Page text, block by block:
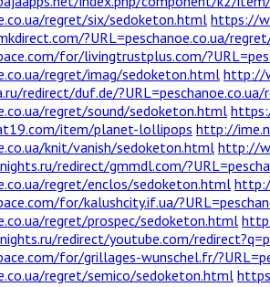
regret/six/sedoketon.html https://
?URL=peschanoe.co.ua/
for/livingtrustplus.com/
regret/imag/sedoketon.html http://
redirect/duf.de/
regret/sound/sedoketon.html
item/planet-lollipops http://
knit/vanish/sedoketon.html http://
redirect/gmmdl.com/
regret/enclos/sedoketon.html
for/kalushcity.if.ua/
regret/prospec/sedoketon.html
redirect/youtube.com/
for/grillages-wunschel.fr/
regret/semico/sedoketon.html